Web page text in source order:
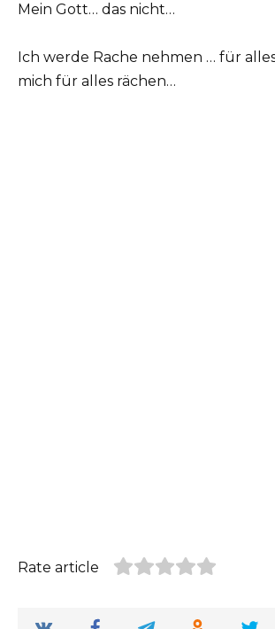
Mein Gott… das nicht…
Ich werde Rache nehmen … für
mich für alles rächen…
Rate article